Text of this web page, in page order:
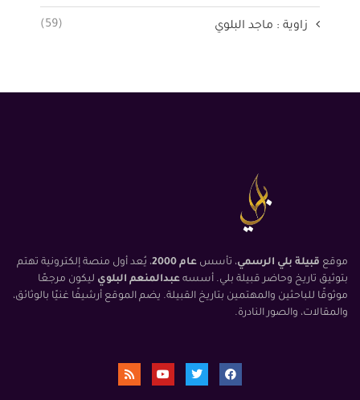
زاوية : ماجد البلوي (59)
موقع قبيلة بلي الرسمي، تأسس عام 2000
، يُعد أول منصة إلكترونية تهتم
بتوثيق تاريخ وحاضر قبيلة بلي. أسسه عبدالمنعم البلوي ليكون مرجعًا
موثوقًا للباحثين والمهتمين بتاريخ القبيلة. يضم الموقع أرشيفًا غنيًا بالوثائق،
والمقالات، والصور النادرة.